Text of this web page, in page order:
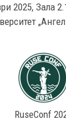
2025, Зала
RuseConf